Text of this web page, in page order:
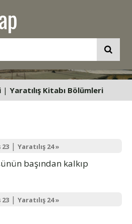
| Yaratılış Kitabı Bölümleri
23 | Yaratılış 24 »
başından kalkıp
23 | Yaratılış 24 »